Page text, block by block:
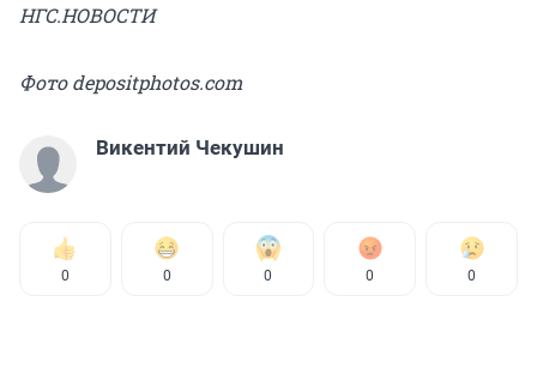
НГС.НОВОСТИ
Фото depositphotos.com
Викентий Чекушин
0 0 0 0 0